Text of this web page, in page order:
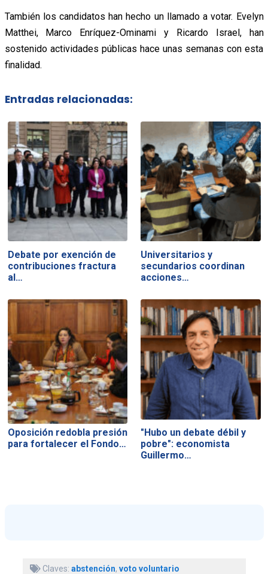
También los candidatos han hecho un llamado a votar. Evelyn
Matthei, Marco Enríquez-Ominami y Ricardo Israel, han
sostenido actividades públicas hace unas semanas con esta
finalidad.
Entradas relacionadas:
Debate por exención de
contribuciones fractura
al…
Universitarios y
secundarios coordinan
acciones…
Oposición redobla presión
para fortalecer el Fondo…
"Hubo un debate débil y
pobre": economista
Guillermo…
Claves: abstención, voto voluntario